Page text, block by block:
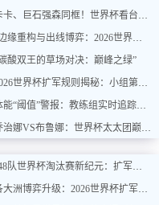
卡卡、巨石强森同框！世界杯看台秒变顶流派对
“边缘重构与出线博弈：2026世界杯资格争夺的深层逻辑”
酸双王的草场对决：巅峰之绿”
2026世界杯扩军规则揭秘：小组第三晋级需要多少分？概率模型全解析
体能“阈值”警报：教练组实时追踪球员脑电极限波动
乔治娜VS布鲁娜：世界杯太太团巅峰颜值与气场对决，谁更胜一筹？
“48队世界杯淘汰赛新纪元：扩军后的对阵逻辑重塑与晋级路线深度拆解”
各大洲博弈升级：2026世界杯扩军名额分配背后的投票权角力